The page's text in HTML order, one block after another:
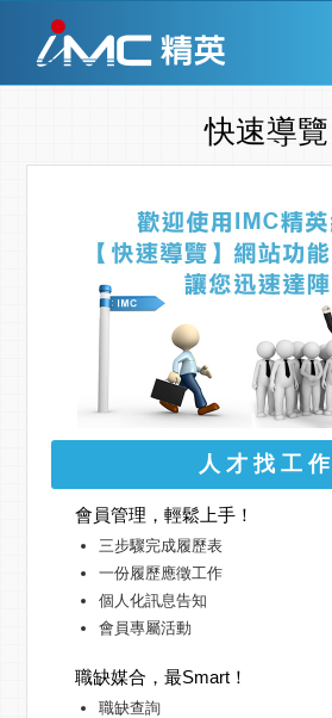
快速導覽
人才找工作
會員管理，輕鬆上手！
三步驟完成履歷表
一份履歷應徵工作
個人化訊息告知
會員專屬活動
職缺媒合，最Smart！
職缺查詢